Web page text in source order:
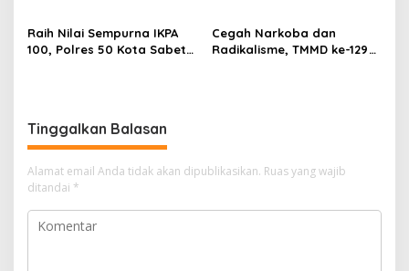
Raih Nilai Sempurna IKPA
100, Polres 50 Kota Sabet
Cegah Narkoba dan
Radikalisme, TMMD ke-129
Tinggalkan Balasan
Alamat email Anda tidak akan dipublikasikan. Ruas yang wajib
ditandai *